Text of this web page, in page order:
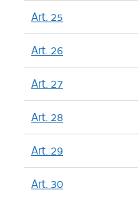
Art. 25
Art. 26
Art. 27
Art. 28
Art. 29
Art. 30